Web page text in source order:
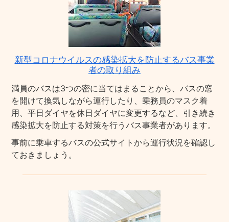
新型コロナウイルスの感染拡大を防止するバス事業
者の取り組み
満員のバスは3つの密に当てはまることから、バスの窓
を開けて換気しながら運行したり、乗務員のマスク着
用、平日ダイヤを休日ダイヤに変更するなど、引き続き
感染拡大を防止する対策を行うバス事業者があります。
事前に乗車するバスの公式サイトから運行状況を確認し
ておきましょう。